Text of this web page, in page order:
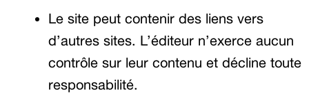
Le site peut contenir des liens vers
d’autres sites. L’éditeur n’exerce aucun
contrôle sur leur contenu et décline toute
responsabilité.